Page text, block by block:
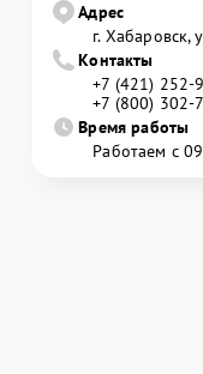
Адрес
г. Хабаровск,
Контакты
+7 (421) 252-
+7 (800) 302-
Время работы
Работаем с